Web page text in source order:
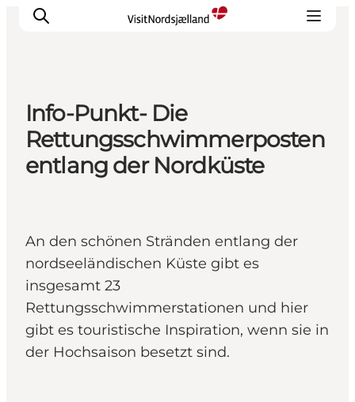
Highlights
Erlebnisse
Geschmack
Reiseplanung
Info-Punkt- Die
Rettungsschwimmerposten
entlang der Nordküste
An den schönen Stränden entlang der
nordseeländischen Küste gibt es
insgesamt 23
Rettungsschwimmerstationen und hier
gibt es touristische Inspiration, wenn sie in
der Hochsaison besetzt sind.